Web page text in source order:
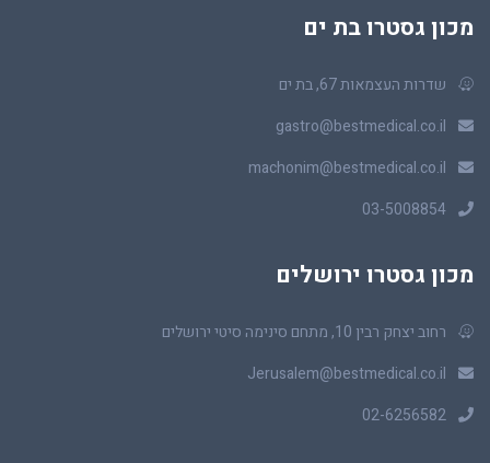
מכון גסטרו בת ים
שדרות העצמאות 67, בת ים
gastro@bestmedical.co.il
machonim@bestmedical.co.il
03-5008854
מכון גסטרו ירושלים
רחוב יצחק רבין 10, מתחם סינימה סיטי ירושלים
Jerusalem@bestmedical.co.il
02-6256582